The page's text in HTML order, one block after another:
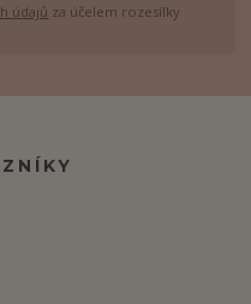
údajů za účelem rozesílky